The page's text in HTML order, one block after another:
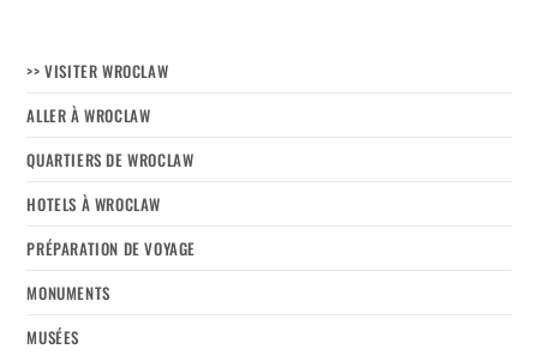
>> VISITER WROCLAW
ALLER À WROCLAW
QUARTIERS DE WROCLAW
HOTELS À WROCLAW
PRÉPARATION DE VOYAGE
MONUMENTS
MUSÉES